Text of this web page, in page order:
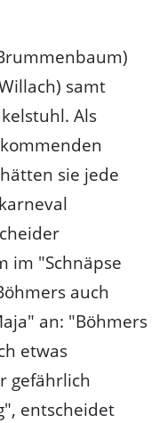
samt
Als
sie jede
im "Schnäpse
auch
an: "Böhmers
etwas
gefährlich
entscheidet